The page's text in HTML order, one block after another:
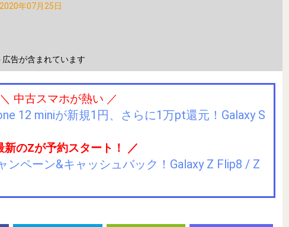
年07月25日
告が含まれています
＼ 中古スマホが熱い ／
12 miniが新規1円、さらに1万pt還元！Galaxy S
新のZが予約スタート！ ／
ンペーン&キャッシュバック！Galaxy Z Flip8 / Z